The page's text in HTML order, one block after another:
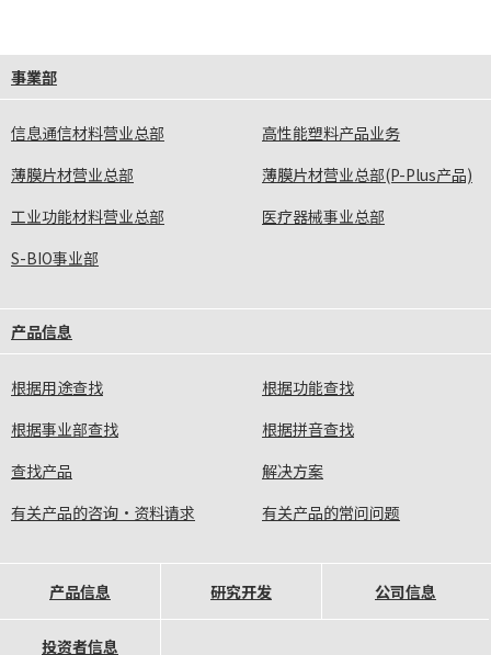
事業部
信息通信材料营业总部
高性能塑料产品业务
薄膜片材营业总部
薄膜片材营业总部(P-Plus产品)
工业功能材料营业总部
医疗器械事业总部
S-BIO事业部
产品信息
根据用途查找
根据功能查找
根据事业部查找
根据拼音查找
查找产品
解决方案
有关产品的咨询·资料请求
有关产品的常问问题
产品信息 研究开发 公司信息
投资者信息